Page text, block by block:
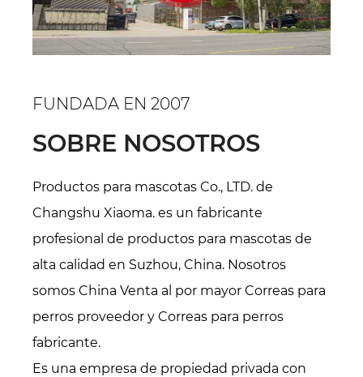
FUNDADA EN 2007
SOBRE NOSOTROS
Productos para mascotas Co., LTD. de
Changshu Xiaoma. es un fabricante
profesional de productos para mascotas de
alta calidad en Suzhou, China. Nosotros
somosChina Venta al por mayor Correas para
perros proveedor yCorreas para perros
fabricante.
Es una empresa de propiedad privada con